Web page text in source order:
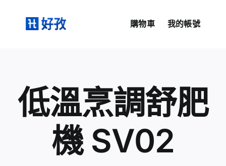
content
購物車 我的帳號
低溫烹調舒肥
機 SV02